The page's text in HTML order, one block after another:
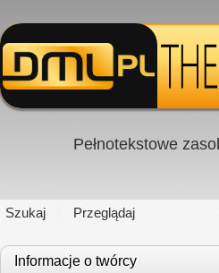
Pełnotekstowe
Szukaj Przeglądaj
Informacje o twórcy